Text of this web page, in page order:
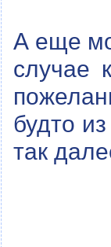
А еще
случае
будто
так